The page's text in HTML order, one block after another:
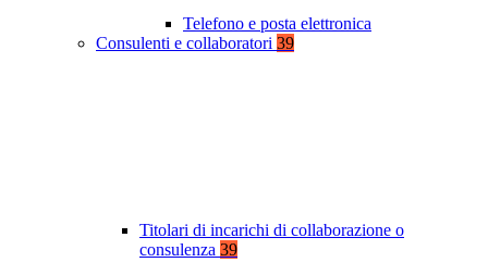
Telefono e posta elettronica
Consulenti e collaboratori 39
Titolari di incarichi di collaborazione o
consulenza 39